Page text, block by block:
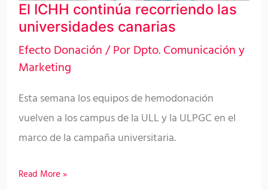
El ICHH continúa recorriendo las
universidades canarias
Efecto Donación/ PorDpto. Comunicación y
Marketing
Esta semana los equipos de hemodonación
vuelven a los campus de la ULL y la ULPGC en el
marco de la campaña universitaria.
Read More »